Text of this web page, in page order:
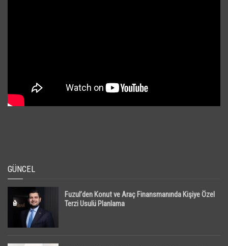
GÜNCEL
Fuzul’den Konut ve Araç Finansmanında Kişiye Özel
Terzi Usulü Planlama